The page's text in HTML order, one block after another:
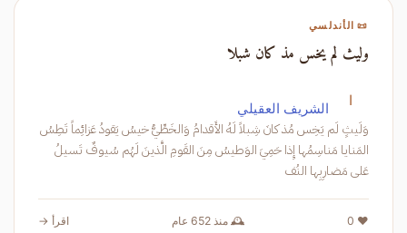
📜 الأندلسي
وليث لم يخس مذ كان شبلا
ا الشريف العقيلي
وَلَيثٍ لَم يَخِس مُذ كانَ شِبلاً لَهُ الأَقدامُ وَالخَطِّيُّ خيسُ يَقودُ عَزائِماً تَطِسُ
المَنايا مَناسِمُها إِذا حَمِيَ الوَطيسُ مِنَ القَومِ الَّذينَ لَهُم سُيوفٌ تَسيلُ
عَلى مَضارِبِها النُف
❤️ 0 🕰️ منذ 652 عام اقرأ →